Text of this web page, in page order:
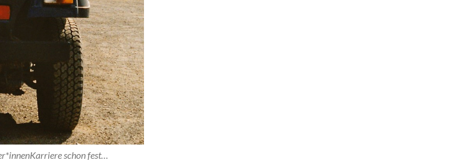
schon fest…